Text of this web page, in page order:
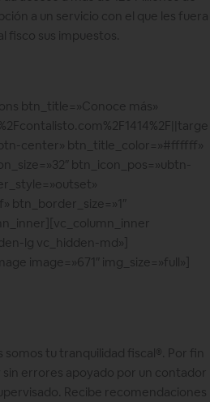
a un servicio con el que les fuera
fisco sus impuestos.
btn_title=»Conoce más»
center» btn_title_color=»#ffffff»
btn_icon_pos=»ubtn-
btn_border_size=»1″
lg vc_hidden-md»]
image=»671″ img_size=»full»]
tu tranquilidad fiscal®️. Por fin
errores apoyado por un contador
Recibe recomendaciones